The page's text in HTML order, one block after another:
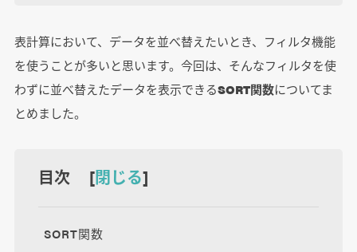
表計算において、データを並べ替えたいとき、フィルタ機能
を使うことが多いと思います。今回は、そんなフィルタを使
わずに並べ替えたデータを表示できるSORT関数についてま
とめました。
目次 [閉じる]
SORT関数